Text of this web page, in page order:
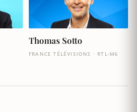
Thomas Sotto
FRANCE TÉLÉVISIONS · RTL-M6